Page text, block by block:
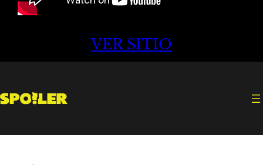
VER SITIO